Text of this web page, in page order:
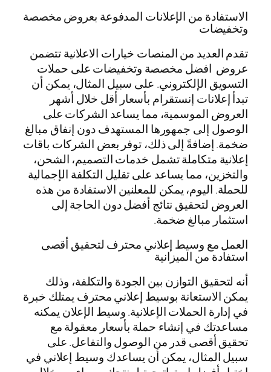
الاستفادة من الإعلانات المدفوعة بعروض مخصصة
وتخفيضات
تقدم العديد من المنصات خيارات الاعلانية تتضمن
عروض افضل مخصصة وتخفيضات على حملات
التسويق الإلكتروني. على سبيل المثال، يمكن أن
تبدأ إعلانات إنستقرام بأسعار أقل خلال أشهر
العروض الموسمية، مما يساعد الشركات على
الوصول إلى جمهورها المستهدف دون إنفاق مبالغ
ضخمة. إضافةً إلى ذلك، توفر بعض الشركات باقات
إعلانية متكاملة تشمل خدمات التصميم، الشحن،
والتخزين، مما يساعد على تقليل التكلفة الإجمالية
للحملة. اليوم، يمكن للمعلنين الاستفادة من هذه
العروض لتحقيق نتائج أفضل دون الحاجة إلى
استثمار مبالغ ضخمة.
العمل مع وسيط إعلاني محترف لتحقيق أقصى
استفادة من الميزانية
أنه لتحقيق التوازن بين الجودة والتكلفة، وذلك
يمكن الاستعانة بوسيط إعلاني محترف يمتلك خبرة
في إدارة الحملات الإعلانية. وسيط الإعلان يمكنه
مساعدتك في إنشاء حملة بأسعار معقولة مع
تحقيق أقصى قدر من الوصول والتفاعل. على
سبيل المثال، يمكن أن يساعدك وسيط إعلاني في